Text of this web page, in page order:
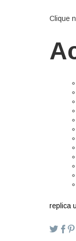
Clique
replica